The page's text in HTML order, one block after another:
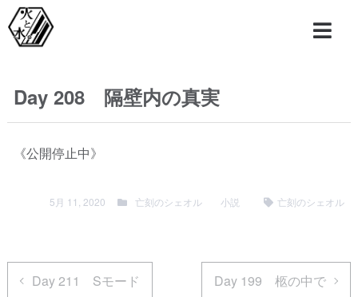
Day 208 隔壁内の真実
《公開停止中》
5月 11, 2020 亡刻のシェオル 小説 亡刻のシェオル
Day 211 Sモード Day 199 柩の中で